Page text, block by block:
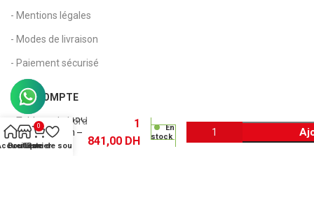
- Mentions légales
- Modes de livraison
- Paiement sécurisé
MON COMPTE
- Tableau de bord
- Mon compte
original
TK8345C
– Cyan –
Pour
1
841,00 DH
En
stock
Boutique
0
Panier
Liste de souhaits